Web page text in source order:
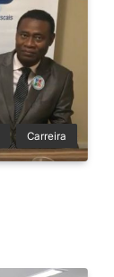
Carreira